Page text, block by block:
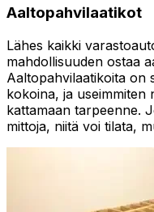
Aaltopahvilaatikot
Lähes kaikki
mahdollisuuden ostaa
Aaltopahvilaatikoita on
kokoina, ja useimmiten
kattamaan tarpeenne.
mittoja, niitä voi tilata,